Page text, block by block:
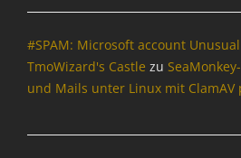
D
e
.
#SPAM: Microsoft account
TmoWizard's Castle zu
und Mails unter Linux mit ClamAV